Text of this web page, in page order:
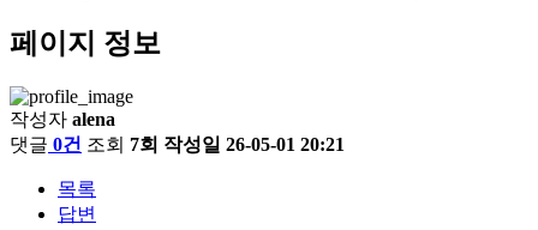
페이지 정보
작성자 alena
댓글 0건 조회 7회 작성일 26-05-01 20:21
목록
답변